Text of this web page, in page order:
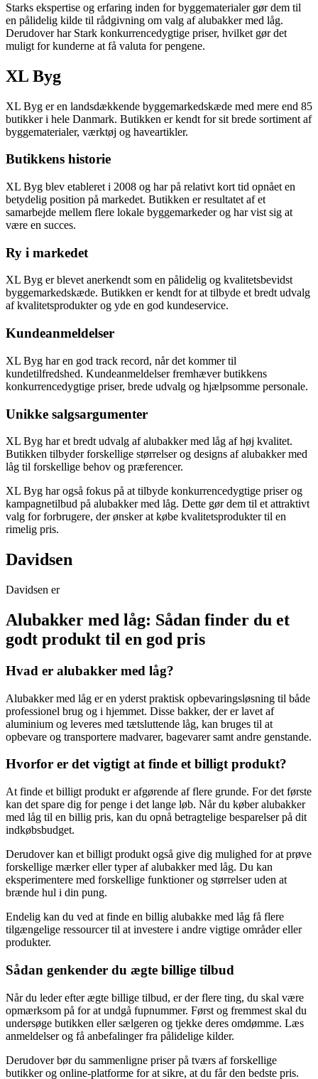
Starks ekspertise og erfaring inden for byggematerialer gør dem til
en pålidelig kilde til rådgivning om valg af alubakker med låg.
Derudover har Stark konkurrencedygtige priser, hvilket gør det
muligt for kunderne at få valuta for pengene.
XL Byg
XL Byg er en landsdækkende byggemarkedskæde med mere end 85
butikker i hele Danmark. Butikken er kendt for sit brede sortiment af
byggematerialer, værktøj og haveartikler.
Butikkens historie
XL Byg blev etableret i 2008 og har på relativt kort tid opnået en
betydelig position på markedet. Butikken er resultatet af et
samarbejde mellem flere lokale byggemarkeder og har vist sig at
være en succes.
Ry i markedet
XL Byg er blevet anerkendt som en pålidelig og kvalitetsbevidst
byggemarkedskæde. Butikken er kendt for at tilbyde et bredt udvalg
af kvalitetsprodukter og yde en god kundeservice.
Kundeanmeldelser
XL Byg har en god track record, når det kommer til
kundetilfredshed. Kundeanmeldelser fremhæver butikkens
konkurrencedygtige priser, brede udvalg og hjælpsomme personale.
Unikke salgsargumenter
XL Byg har et bredt udvalg af alubakker med låg af høj kvalitet.
Butikken tilbyder forskellige størrelser og designs af alubakker med
låg til forskellige behov og præferencer.
XL Byg har også fokus på at tilbyde konkurrencedygtige priser og
kampagnetilbud på alubakker med låg. Dette gør dem til et attraktivt
valg for forbrugere, der ønsker at købe kvalitetsprodukter til en
rimelig pris.
Davidsen
Davidsen er
Alubakker med låg: Sådan finder du et
godt produkt til en god pris
Hvad er alubakker med låg?
Alubakker med låg er en yderst praktisk opbevaringsløsning til både
professionel brug og i hjemmet. Disse bakker, der er lavet af
aluminium og leveres med tætsluttende låg, kan bruges til at
opbevare og transportere madvarer, bagevarer samt andre genstande.
Hvorfor er det vigtigt at finde et billigt produkt?
At finde et billigt produkt er afgørende af flere grunde. For det første
kan det spare dig for penge i det lange løb. Når du køber alubakker
med låg til en billig pris, kan du opnå betragtelige besparelser på dit
indkøbsbudget.
Derudover kan et billigt produkt også give dig mulighed for at prøve
forskellige mærker eller typer af alubakker med låg. Du kan
eksperimentere med forskellige funktioner og størrelser uden at
brænde hul i din pung.
Endelig kan du ved at finde en billig alubakke med låg få flere
tilgængelige ressourcer til at investere i andre vigtige områder eller
produkter.
Sådan genkender du ægte billige tilbud
Når du leder efter ægte billige tilbud, er der flere ting, du skal være
opmærksom på for at undgå fupnummer. Først og fremmest skal du
undersøge butikken eller sælgeren og tjekke deres omdømme. Læs
anmeldelser og få anbefalinger fra pålidelige kilder.
Derudover bør du sammenligne priser på tværs af forskellige
butikker og online-platforme for at sikre, at du får den bedste pris.